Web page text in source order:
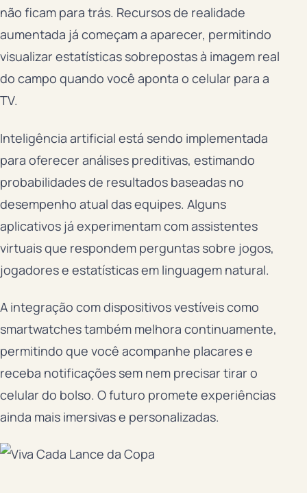
não ficam para trás. Recursos de realidade
aumentada já começam a aparecer, permitindo
visualizar estatísticas sobrepostas à imagem real
do campo quando você aponta o celular para a
TV.
Inteligência artificial está sendo implementada
para oferecer análises preditivas, estimando
probabilidades de resultados baseadas no
desempenho atual das equipes. Alguns
aplicativos já experimentam com assistentes
virtuais que respondem perguntas sobre jogos,
jogadores e estatísticas em linguagem natural.
A integração com dispositivos vestíveis como
smartwatches também melhora continuamente,
permitindo que você acompanhe placares e
receba notificações sem nem precisar tirar o
celular do bolso. O futuro promete experiências
ainda mais imersivas e personalizadas.